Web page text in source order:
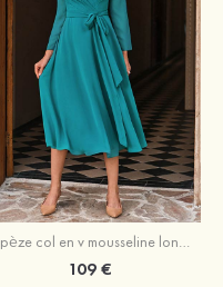
Trapèze col en v mousseline longueur mollet robe de mère de la mariée avec plissé ceintures
109 €